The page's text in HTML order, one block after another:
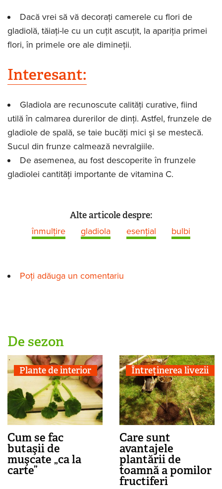
Dacă vrei să vă decoraţi camerele cu flori de
gladiolă, tăiaţi-le cu un cuţit ascuţit, la apariţia primei
flori, în primele ore ale dimineţii.
Interesant:
Gladiola are recunoscute calităţi curative, fiind
utilă în calmarea durerilor de dinţi. Astfel, frunzele de
gladiole de spală, se taie bucăţi mici şi se mestecă.
Sucul din frunze calmează nevralgiile.
De asemenea, au fost descoperite în frunzele
gladiolei cantităţi importante de vitamina C.
Alte articole despre:
înmulțire gladiola esenţial bulbi
Poți adăuga un comentariu
De sezon
Plante de interior
Cum se fac
butaşii de
muşcate „ca la
carte”
Întreținerea livezii
Care sunt
avantajele
plantării de
toamnă a pomilor
fructiferi